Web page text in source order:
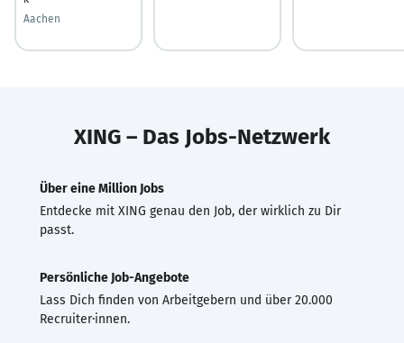
Aachen
XING – Das Jobs-Netzwerk
Über eine Million Jobs
Entdecke mit XING genau den Job, der wirklich zu Dir
passt.
Persönliche Job-Angebote
Lass Dich finden von Arbeitgebern und über 20.000
Recruiter·innen.